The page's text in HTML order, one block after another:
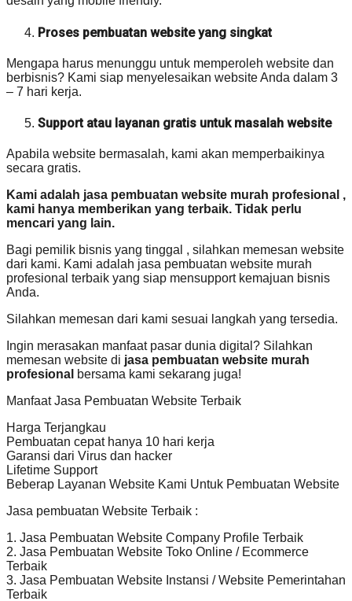
Proses pembuatan website yang singkat
Mengapa harus menunggu untuk memperoleh website dan
berbisnis? Kami siap menyelesaikan website Anda dalam 3
– 7 hari kerja.
Support atau layanan gratis untuk masalah website
Apabila website bermasalah, kami akan memperbaikinya
secara gratis.
Kami adalah jasa pembuatan website murah profesional ,
kami hanya memberikan yang terbaik. Tidak perlu
mencari yang lain.
Bagi pemilik bisnis yang tinggal , silahkan memesan website
dari kami. Kami adalah jasa pembuatan website murah
profesional terbaik yang siap mensupport kemajuan bisnis
Anda.
Silahkan memesan dari kami sesuai langkah yang tersedia.
Ingin merasakan manfaat pasar dunia digital? Silahkan
memesan website di jasa pembuatan website murah
profesional bersama kami sekarang juga!
Manfaat Jasa Pembuatan Website Terbaik
Harga Terjangkau
Pembuatan cepat hanya 10 hari kerja
Garansi dari Virus dan hacker
Lifetime Support
Beberap Layanan Website Kami Untuk Pembuatan Website
Jasa pembuatan Website Terbaik :
1. Jasa Pembuatan Website Company Profile Terbaik
2. Jasa Pembuatan Website Toko Online / Ecommerce
Terbaik
3. Jasa Pembuatan Website Instansi / Website Pemerintahan
Terbaik